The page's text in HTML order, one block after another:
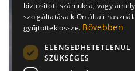
biztosított számukra, vagy
szolgáltatásaik Ön általi
gyűjtöttek össze. Bővebben
ELENGEDHETETLENÜL
SZÜKSÉGES